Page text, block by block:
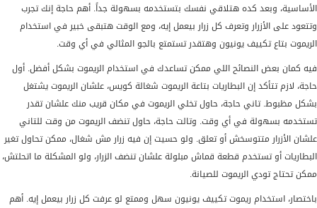
الأساسية، وبعد كده هتلاقي نفسك بتستخدمه بسهولة جداً. أهم حاجة إنك تجرب
وتتعود على الأزرار وتعرف كل زرار بيعمل إيه، ومع الوقت هتبقى خبير في استخدام
الريموت بتاع تكييف يونيون وهتقدر تستمتع بالجو المثالي في أي وقت.
فيه كمان بعض النصائح اللي ممكن تساعدك في استخدام الريموت بشكل أفضل. أول
حاجة، لازم تتأكد إن البطاريات بتاعة الريموت شغالة كويس، علشان الريموت يشتغل
بشكل مظبوط. تاني حاجة، حاول تخلي الريموت في مكان قريب منك علشان تقدر
تستخدمه بسهولة في أي وقت. وتالت حاجة، حاول تنضف الريموت من وقت للتاني
علشان الأزرار متتوسخش أو تعلق. ولو حسيت إن فيه زرار مش شغال، ممكن تحاول تغير
البطاريات أو تستخدم قطعة قماش مبلولة علشان تنضف الزرار، ولو المشكلة ما اتحلتش،
ممكن تحتاج تودي الريموت للصيانة.
باختصار، استخدام ريموت تكييف يونيون سهل وممتع لو عرفت كل زرار بيعمل إيه. أهم